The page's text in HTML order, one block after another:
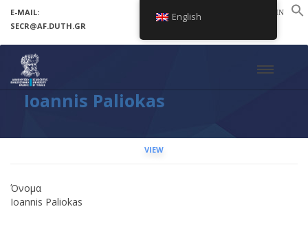
E-MAIL:
SECR@AF.DUTH.GR
LOGIN
Ioannis Paliokas
VIEW
Όνομα
Ioannis Paliokas
English